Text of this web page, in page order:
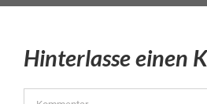
Hinterlasse einen